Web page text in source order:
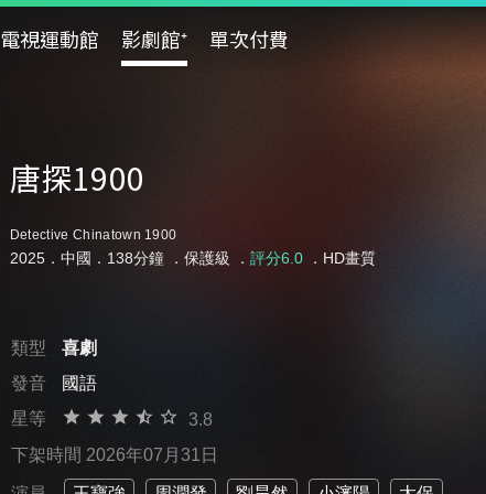
電視運動館 影劇館⁺ 單次付費
唐探1900
Detective Chinatown 1900
2025．中國．138分鐘 ． 保護級 ． 評分6.0．HD畫質
類型
喜劇
發音
國語
星等
3.8
下架時間 2026年07月31日